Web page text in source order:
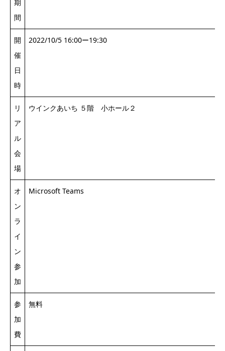
期
間
開
催
日
時
2022/10/5 16:00ー19:30
リ
ア
ル
会
場
ウインクあいち ５階 小ホール２
オ
ン
ラ
イ
ン
参
加
Microsoft Teams
参
加
費
無料